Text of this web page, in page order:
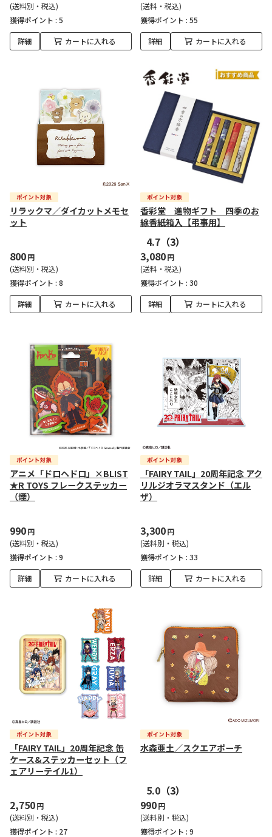
(送料別・税込)
獲得ポイント : 5
詳細 カートに入れる
(送料・税込)
獲得ポイント : 55
詳細 カートに入れる
リラックマ／ダイカットメモセ
ット
800円
(送料別・税込)
獲得ポイント : 8
詳細 カートに入れる
香彩堂 進物ギフト 四季のお
線香紙箱入【弔事用】
4.7 （3）
3,080円
(送料・税込)
獲得ポイント : 30
詳細 カートに入れる
アニメ「ドロヘドロ」×BLIST
★R TOYS フレークステッカー
（煙）
990円
(送料別・税込)
獲得ポイント : 9
詳細 カートに入れる
「FAIRY TAIL」20周年記念 アク
リルジオラマスタンド（エル
ザ）
3,300円
(送料別・税込)
獲得ポイント : 33
詳細 カートに入れる
「FAIRY TAIL」20周年記念 缶
ケース&ステッカーセット（フ
ェアリーテイル1）
2,750円
(送料別・税込)
獲得ポイント : 27
水森亜土／スクエアポーチ
5.0 （3）
990円
(送料別・税込)
獲得ポイント : 9